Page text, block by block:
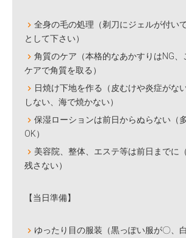
全身の毛の処理（剃刀にジェルが付い
として下さい）
角質のケア（本格的なあかすりはNG、
ケアで角質を取る）
日焼け下地を作る（皮むけや炎症がな
しない、海で焼かない）
保湿ローションは前日からぬらない（
OK）
美容院、整体、エステ等は前日までに
残さない）
【当日準備】
ゆったり目の服装（黒っぽい服が〇、